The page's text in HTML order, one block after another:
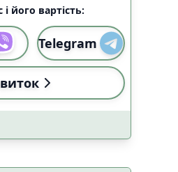
1
1
його вартість:
Telegram